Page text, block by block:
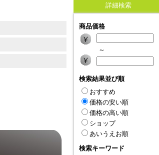
詳細検索
商品価格
～
検索結果並び順
おすすめ
価格の安い順
価格の高い順
ショップ
あいうえお順
検索キーワード